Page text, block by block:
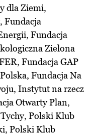
dla Ziemi,
Fundacja
Fundacja
Zielona
Fundacja GAP
Fundacja Na
Instytut na rzecz
Otwarty Plan,
Polski Klub
Polski Klub